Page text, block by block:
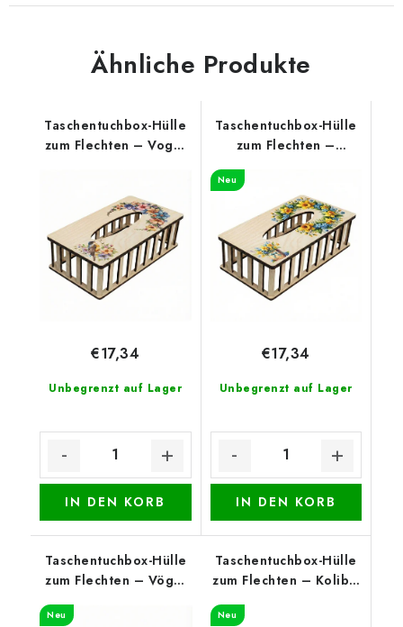
Ähnliche Produkte
Taschentuchbox-Hülle
zum Flechten – Vogel
Unbegrenzt auf Lager
€17,34
IN DEN KORB
Taschentuchbox-Hülle
zum Flechten –
Frühlingskranz mit
Neu
Unbegrenzt auf Lager
€17,34
IN DEN KORB
Taschentuchbox-Hülle
zum Flechten – Vögel
Neu
Taschentuchbox-Hülle
zum Flechten – Kolibri
Neu